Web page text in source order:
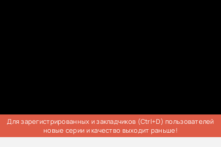
Для зарегистрированных и закладчиков (Ctrl+D) пользователей
новые серии и качество выходит раньше!